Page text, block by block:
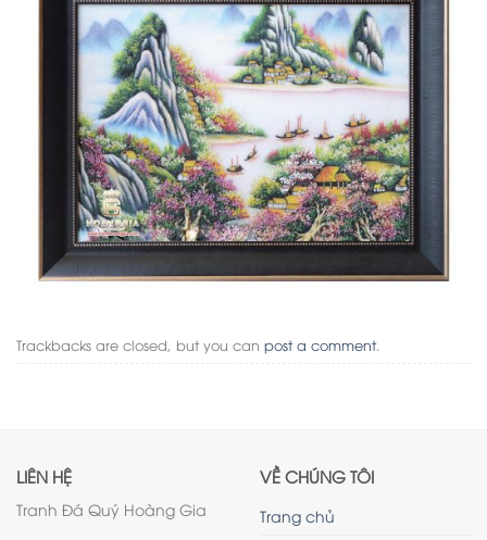
Trackbacks are closed, but you can post a comment.
LIÊN HỆ
Tranh Đá Quý Hoàng Gia
VỀ CHÚNG TÔI
Trang chủ